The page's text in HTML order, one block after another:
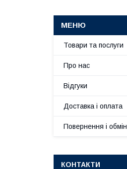
Товари та послуги
Про нас
Відгуки
Доставка і оплата
Повернення і обмін
КОНТАКТИ